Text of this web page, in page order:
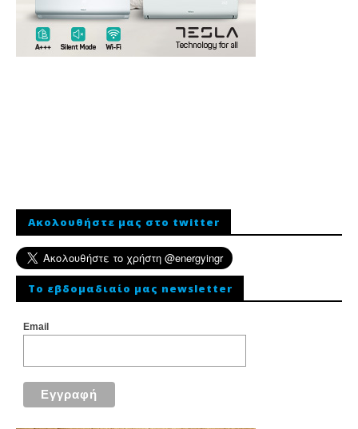
Ακολουθήστε μας στο twitter
To εβδομαδιαίο μας newsletter
Email